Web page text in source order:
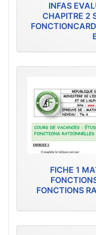
INFAS
CHAPITRE 2
FICHE 1
FONCTIONS